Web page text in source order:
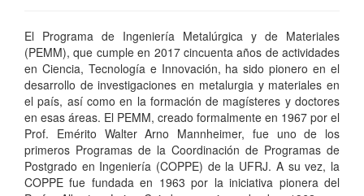
El Programa de Ingeniería Metalúrgica y de Materiales
(PEMM), que cumple en 2017 cincuenta años de actividades
en Ciencia, Tecnología e Innovación, ha sido pionero en el
desarrollo de investigaciones en metalurgia y materiales en
el país, así como en la formación de magísteres y doctores
en esas áreas. El PEMM, creado formalmente en 1967 por el
Prof. Emérito Walter Arno Mannheimer, fue uno de los
primeros Programas de la Coordinación de Programas de
Postgrado en Ingeniería (COPPE) de la UFRJ. A su vez, la
COPPE fue fundada en 1963 por la iniciativa pionera del